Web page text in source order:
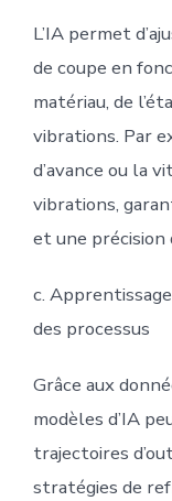
L’IA permet
de coupe en
matériau, de
vibrations. Par
d’avance ou la
vibrations,
et une
c.
des processus
Grâce aux
modèles d’IA
trajectoires
stratégies de